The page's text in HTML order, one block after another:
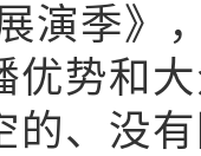
演季》
优势和
的、没